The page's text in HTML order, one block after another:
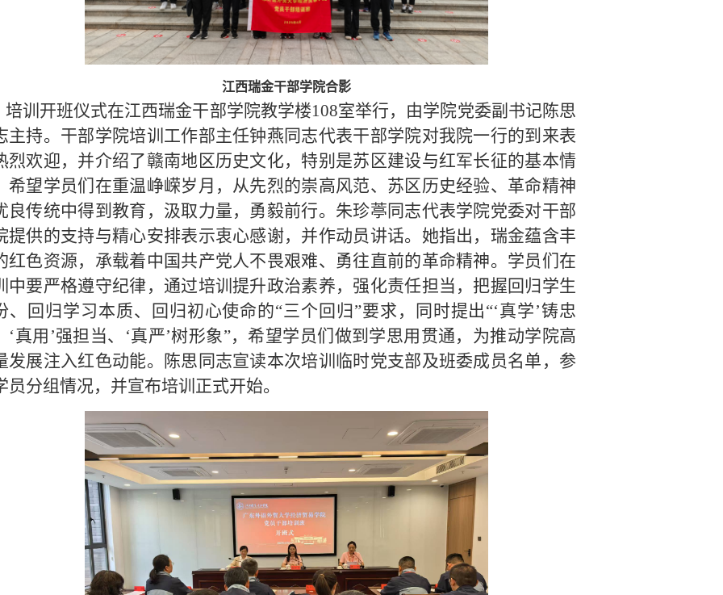
江西瑞金干部学院合影
培训开班仪式在江西瑞金干部学院教学楼108室举行，由学院党委副书记陈思
主持。干部学院培训工作部主任钟燕同志代表干部学院对我院一行的到来表
烈欢迎，并介绍了赣南地区历史文化，特别是苏区建设与红军长征的基本情
希望学员们在重温峥嵘岁月，从先烈的崇高风范、苏区历史经验、革命精神
良传统中得到教育，汲取力量，勇毅前行。朱珍葶同志代表学院党委对干部
提供的支持与精心安排表示衷心感谢，并作动员讲话。她指出，瑞金蕴含丰
红色资源，承载着中国共产党人不畏艰难、勇往直前的革命精神。学员们在
中要严格遵守纪律，通过培训提升政治素养，强化责任担当，把握回归学生
、回归学习本质、回归初心使命的“三个回归”要求，同时提出“‘真学’铸忠
‘真用’强担当、‘真严’树形象”，希望学员们做到学思用贯通，为推动学院高
发展注入红色动能。陈思同志宣读本次培训临时党支部及班委成员名单，参
员分组情况，并宣布培训正式开始。